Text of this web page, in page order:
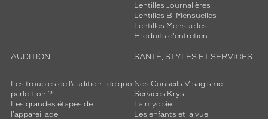
Lentilles Journalières
Lentilles Bi Mensuelles
Lentilles Mensuelles
Produits d'entretien
AUDITION
Les troubles de l’audition : de quoi
parle-t-on ?
Les grandes étapes de
l'appareillage
SANTÉ, STYLES ET SERVICES
Nos Conseils Visagisme
Services Krys
La myopie
Les enfants et la vue